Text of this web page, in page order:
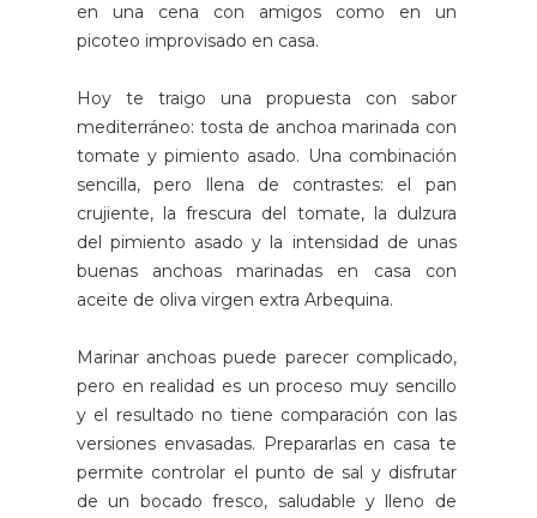
en una cena con amigos como en un
picoteo improvisado en casa.
Hoy te traigo una propuesta con sabor
mediterráneo: tosta de anchoa marinada con
tomate y pimiento asado. Una combinación
sencilla, pero llena de contrastes: el pan
crujiente, la frescura del tomate, la dulzura
del pimiento asado y la intensidad de unas
buenas anchoas marinadas en casa con
aceite de oliva virgen extra Arbequina.
Marinar anchoas puede parecer complicado,
pero en realidad es un proceso muy sencillo
y el resultado no tiene comparación con las
versiones envasadas. Prepararlas en casa te
permite controlar el punto de sal y disfrutar
de un bocado fresco, saludable y lleno de